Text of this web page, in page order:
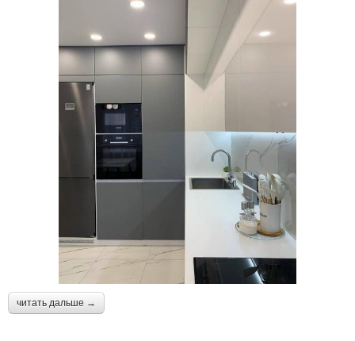
читать дальше →